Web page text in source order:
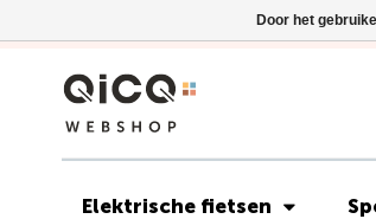
Elektrische fietsen
Door het